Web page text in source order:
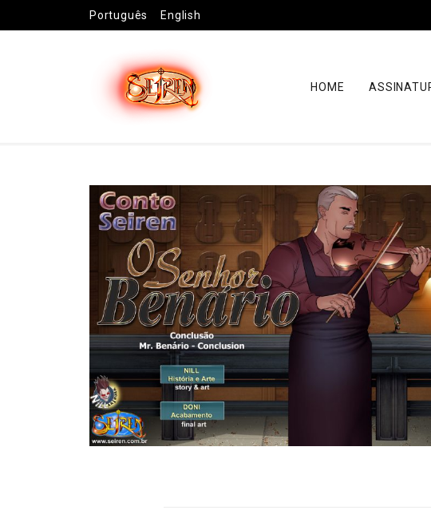
Português English
HOME